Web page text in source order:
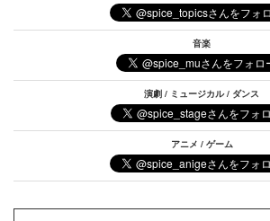
音楽
演劇 / ミュージカル / ダンス
アニメ / ゲーム